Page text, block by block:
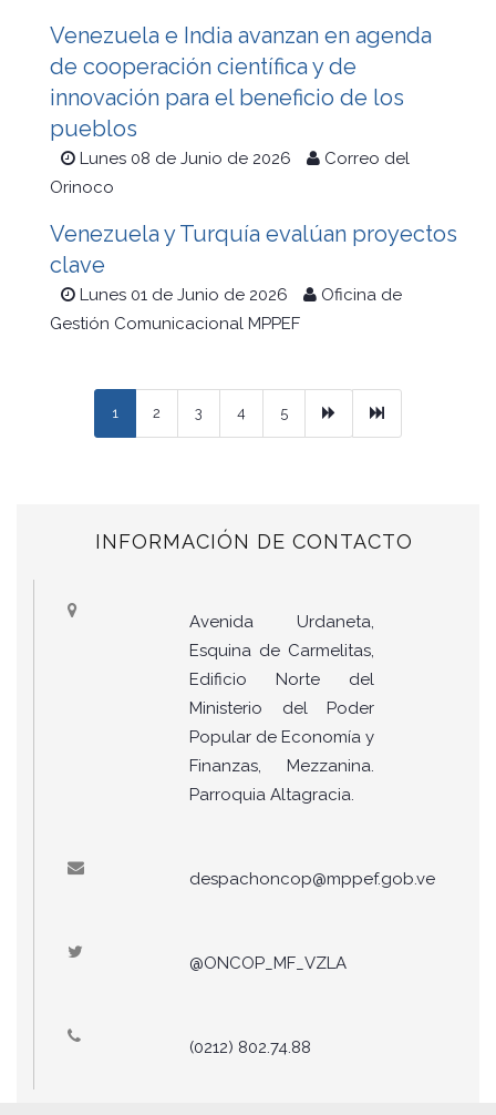
Venezuela e India avanzan en agenda
de cooperación científica y de
innovación para el beneficio de los
pueblos
Lunes 08 de Junio de 2026
Correo del
Orinoco
Venezuela y Turquía evalúan proyectos
clave
Lunes 01 de Junio de 2026
Oficina de
Gestión Comunicacional MPPEF
1 2 3 4 5 Ultimo
INFORMACIÓN DE CONTACTO
Avenida Urdaneta,
Esquina de Carmelitas,
Edificio Norte del
Ministerio del Poder
Popular de Economía y
Finanzas, Mezzanina.
Parroquia Altagracia.
despachoncop@mppef.gob.ve
@ONCOP_MF_VZLA
(0212) 802.74.88